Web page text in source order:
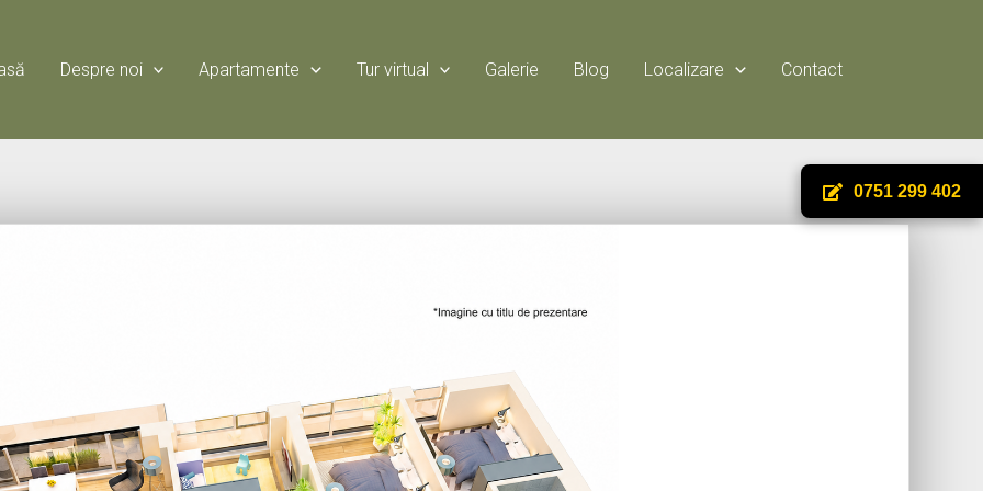
0751 299 402
Despre noi Apartamente Tur virtual Galerie Blog Localizare Contact